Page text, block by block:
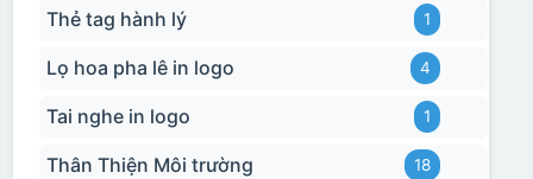
Thẻ tag hành lý 1
Lọ hoa pha lê in logo 4
Tai nghe in logo 1
Thân Thiện Môi trường 18